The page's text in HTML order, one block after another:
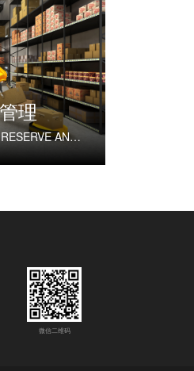
理
URBAN EMERGENCY MATERIAL RESERVE AND MANAGEMENT
微信二维码